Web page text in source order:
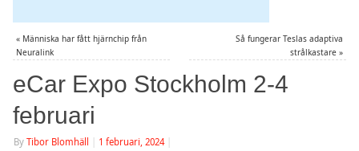
« Människa har fått hjärnchip från
Neuralink
Så fungerar Teslas adaptiva
strålkastare »
eCar Expo Stockholm 2-4
februari
By Tibor Blomhäll 1 februari, 2024